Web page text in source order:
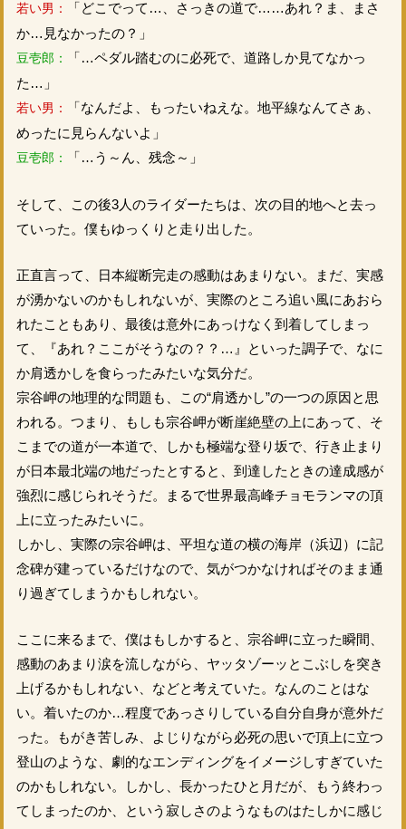
若い男：
「どこでって…、さっきの道で……あれ？ま、まさ
か…見なかったの？」
豆壱郎：
「…ペダル踏むのに必死で、道路しか見てなかっ
た…」
若い男：
「なんだよ、もったいねえな。地平線なんてさぁ、
めったに見らんないよ」
豆壱郎： 「…う～ん、残念～」
そして、この後3人のライダーたちは、次の目的地へと去っ
ていった。僕もゆっくりと走り出した。
正直言って、日本縦断完走の感動はあまりない。まだ、実感
が湧かないのかもしれないが、実際のところ追い風にあおら
れたこともあり、最後は意外にあっけなく到着してしまっ
て、『あれ？ここがそうなの？？…』といった調子で、なに
か肩透かしを食らったみたいな気分だ。
宗谷岬の地理的な問題も、この“肩透かし”の一つの原因と思
われる。つまり、もしも宗谷岬が断崖絶壁の上にあって、そ
こまでの道が一本道で、しかも極端な登り坂で、行き止まり
が日本最北端の地だったとすると、到達したときの達成感が
強烈に感じられそうだ。まるで世界最高峰チョモランマの頂
上に立ったみたいに。
しかし、実際の宗谷岬は、平坦な道の横の海岸（浜辺）に記
念碑が建っているだけなので、気がつかなければそのまま通
り過ぎてしまうかもしれない。
ここに来るまで、僕はもしかすると、宗谷岬に立った瞬間、
感動のあまり涙を流しながら、ヤッタゾーッとこぶしを突き
上げるかもしれない、などと考えていた。なんのことはな
い。着いたのか…程度であっさりしている自分自身が意外だ
った。もがき苦しみ、よじりながら必死の思いで頂上に立つ
登山のような、劇的なエンディングをイメージしすぎていた
のかもしれない。しかし、長かったひと月だが、もう終わっ
てしまったのか、という寂しさのようなものはたしかに感じ